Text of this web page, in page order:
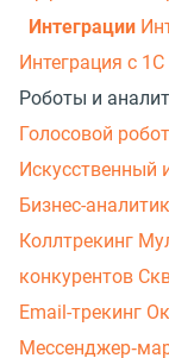
Интеграции
Интеграция с 1С
Роботы и
Голосовой робот
Искусственный
Бизнес-
Коллтрекинг
конкурентов
Email-трекинг